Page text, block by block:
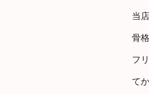
当
骨
フ
て